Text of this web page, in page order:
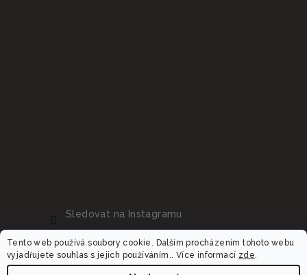
Tento web používá soubory cookie. Dalším procházením tohoto webu
vyjadřujete souhlas s jejich používáním.. Více informací zde.
Sledovat na Instagramu